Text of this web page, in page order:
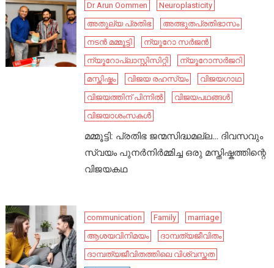
Dr Arun Oommen
Neuroplasticity
അതുല്യ പ്രതിഭ
അത്ഭുതപ്രതിഭാസം
നടൻ മമ്മൂട്ടി
ന്യൂറോ സർജൻ
ന്യൂറോപ്ലാസ്റ്റിസിറ്റി
ന്യൂറോസർജറി
മസ്തിഷ്കം
വിജയ രഹസ്യം
വിജയഗാഥ
വിജയത്തിന് പിന്നിൽ
വിജയപഥങ്ങൾ
വിജയാശംസകൾ
മമ്മൂട്ടി: പ്രതിഭ ജന്മസിദ്ധമല്ല… ദിവസവും
സ്വയം പുനർനിർമ്മിച്ച ഒരു മസ്തിഷ്കത്തിന്റെ
വിജയകഥ
communication Family
marriage
ആശയവിനിമയം
ദാമ്പത്യജീവിതം
ദാമ്പത്യജീവിതത്തിലെ വിശ്വസ്തത